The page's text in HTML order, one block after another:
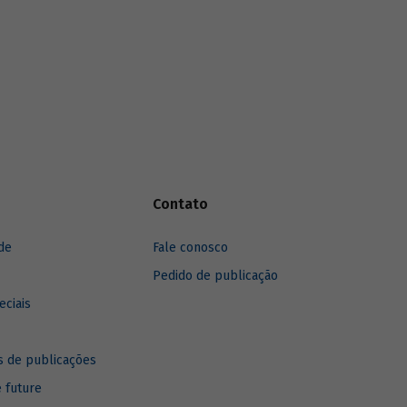
de publicações
future
Contato
Fale conosco
Pedido de publicação